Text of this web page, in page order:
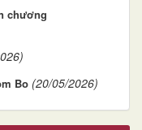
chương
Bo (20/05/2026)